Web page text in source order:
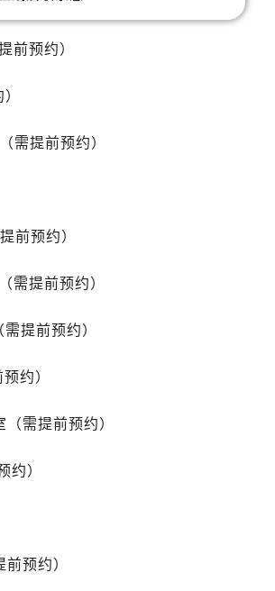
务中心（需提前预约）
心（需提前预约）
（需提前预约）
交叉口萧邦售后服务中心（需提前预约）
约）
预约）
务中心（需提前预约）
务中心（需提前预约）
前预约）
萧邦售后服务中心（需提前预约）
约）
预约）
前预约）
需提前预约）
前预约）
需提前预约）
提前预约）
约）
需提前预约）
约）
预约）